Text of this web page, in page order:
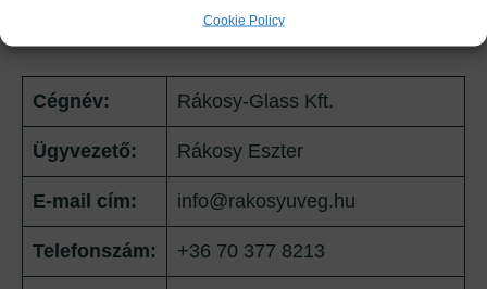
Cookie Policy
ELÉRHETŐSÉGEINK
Cégnév: Rákosy-Glass Kft.
Ügyvezető: Rákosy Eszter
E-mail cím: info@rakosyuveg.hu
Telefonszám: +36 70 377 8213